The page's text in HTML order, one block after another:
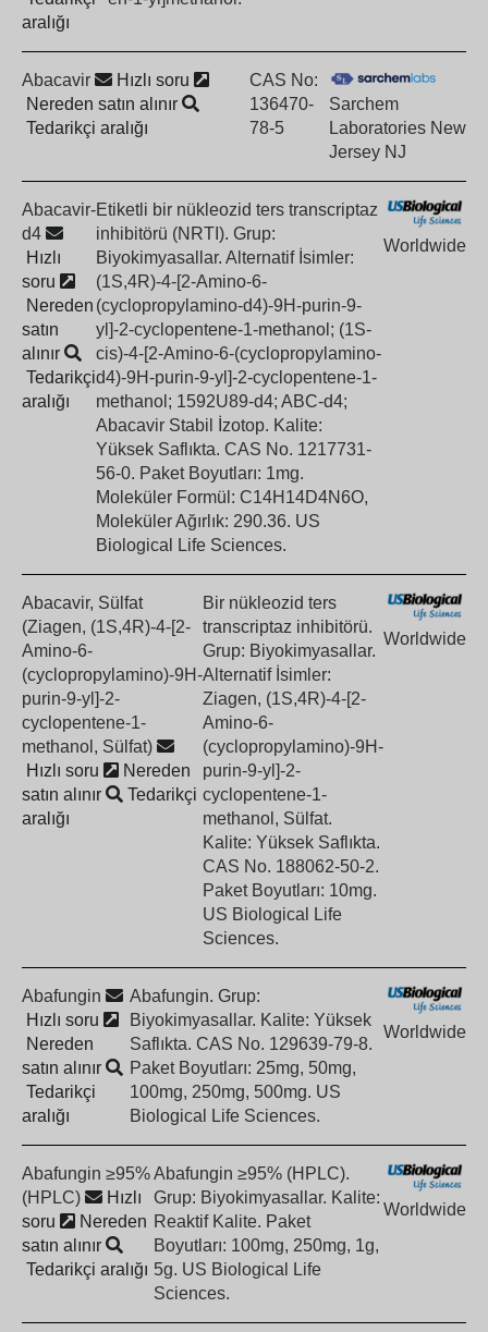
aralığı
Abacavir
Hızlı soru
Nereden satın alınır
Tedarikçi aralığı
CAS No:
136470-
78-5
Sarchem
Laboratories New
Jersey NJ
Abacavir-
d4
Hızlı
soru
Nereden
satın
alınır
Tedarikçi
aralığı
Etiketli bir nükleozid ters transcriptaz
inhibitörü (NRTI). Grup:
Biyokimyasallar. Alternatif İsimler:
(1S,4R)-4-[2-Amino-6-
(cyclopropylamino-d4)-9H-purin-9-
yl]-2-cyclopentene-1-methanol; (1S-
cis)-4-[2-Amino-6-(cyclopropylamino-
d4)-9H-purin-9-yl]-2-cyclopentene-1-
methanol; 1592U89-d4; ABC-d4;
Abacavir Stabil İzotop. Kalite:
Yüksek Saflıkta. CAS No. 1217731-
56-0. Paket Boyutları: 1mg.
Moleküler Formül: C14H14D4N6O,
Moleküler Ağırlık: 290.36. US
Biological Life Sciences.
Worldwide
Abacavir, Sülfat
(Ziagen, (1S,4R)-4-[2-
Amino-6-
(cyclopropylamino)-9H-
purin-9-yl]-2-
cyclopentene-1-
methanol, Sülfat)
Hızlı soru
Nereden
satın alınır
Tedarikçi
aralığı
Bir nükleozid ters
transcriptaz inhibitörü.
Grup: Biyokimyasallar.
Alternatif İsimler:
Ziagen, (1S,4R)-4-[2-
Amino-6-
(cyclopropylamino)-9H-
purin-9-yl]-2-
cyclopentene-1-
methanol, Sülfat.
Kalite: Yüksek Saflıkta.
CAS No. 188062-50-2.
Paket Boyutları: 10mg.
US Biological Life
Sciences.
Worldwide
Abafungin
Hızlı soru
Nereden
satın alınır
Tedarikçi
aralığı
Abafungin. Grup:
Biyokimyasallar. Kalite: Yüksek
Saflıkta. CAS No. 129639-79-8.
Paket Boyutları: 25mg, 50mg,
100mg, 250mg, 500mg. US
Biological Life Sciences.
Worldwide
Abafungin ≥95%
(HPLC)
Hızlı
soru
Nereden
satın alınır
Tedarikçi aralığı
Abafungin ≥95% (HPLC).
Grup: Biyokimyasallar. Kalite:
Reaktif Kalite. Paket
Boyutları: 100mg, 250mg, 1g,
5g. US Biological Life
Sciences.
Worldwide